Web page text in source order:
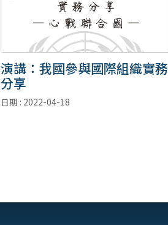
演講：我國參與國際組織實務
分享
日期 : 2022-04-18